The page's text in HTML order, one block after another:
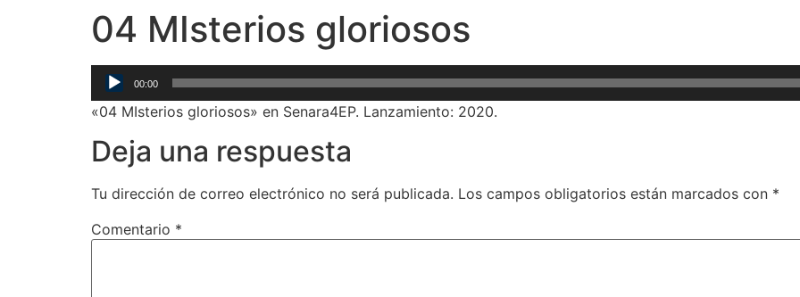
04 MIsterios gloriosos
Reproductor
de
audio
00:00
«04 MIsterios gloriosos» en Senara4EP. Lanzamiento: 2020.
Deja una respuesta
Tu dirección de correo electrónico no será publicada. Los campos obligatorios están marcados con *
Comentario *